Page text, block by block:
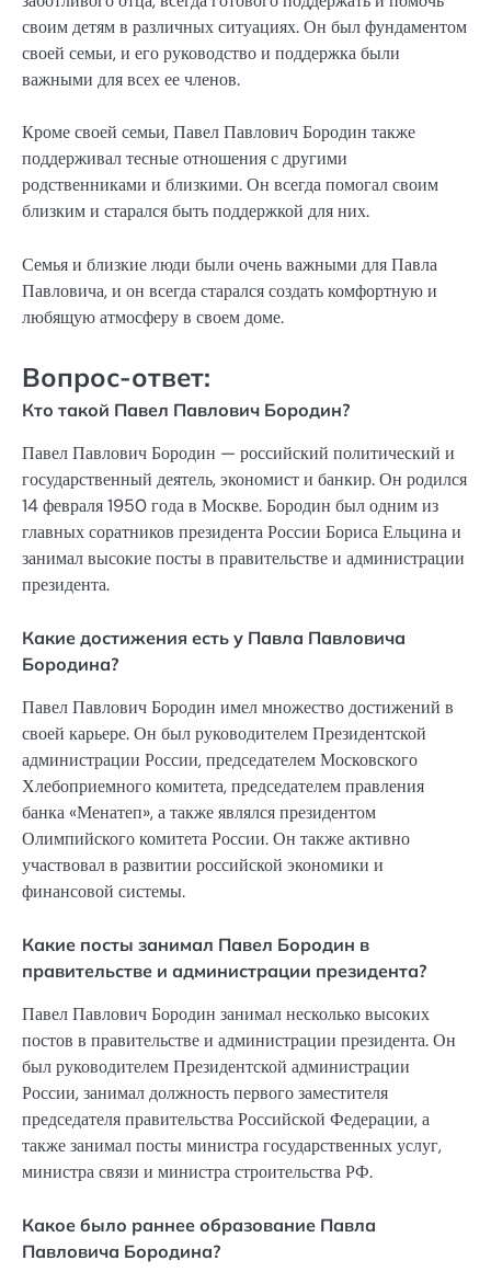
своим детям в различных ситуациях. Он был фундаментом
своей семьи, и его руководство и поддержка были
важными для всех ее членов.
Кроме своей семьи, Павел Павлович Бородин также
поддерживал тесные отношения с другими
родственниками и близкими. Он всегда помогал своим
близким и старался быть поддержкой для них.
Семья и близкие люди были очень важными для Павла
Павловича, и он всегда старался создать комфортную и
любящую атмосферу в своем доме.
Вопрос-ответ:
Кто такой Павел Павлович Бородин?
Павел Павлович Бородин — российский политический и
государственный деятель, экономист и банкир. Он родился
14 февраля 1950 года в Москве. Бородин был одним из
главных соратников президента России Бориса Ельцина и
занимал высокие посты в правительстве и администрации
президента.
Какие достижения есть у Павла Павловича
Бородина?
Павел Павлович Бородин имел множество достижений в
своей карьере. Он был руководителем Президентской
администрации России, председателем Московского
Хлебоприемного комитета, председателем правления
банка «Менатеп», а также являлся президентом
Олимпийского комитета России. Он также активно
участвовал в развитии российской экономики и
финансовой системы.
Какие посты занимал Павел Бородин в
правительстве и администрации президента?
Павел Павлович Бородин занимал несколько высоких
постов в правительстве и администрации президента. Он
был руководителем Президентской администрации
России, занимал должность первого заместителя
председателя правительства Российской Федерации, а
также занимал посты министра государственных услуг,
министра связи и министра строительства РФ.
Какое было раннее образование Павла
Павловича Бородина?